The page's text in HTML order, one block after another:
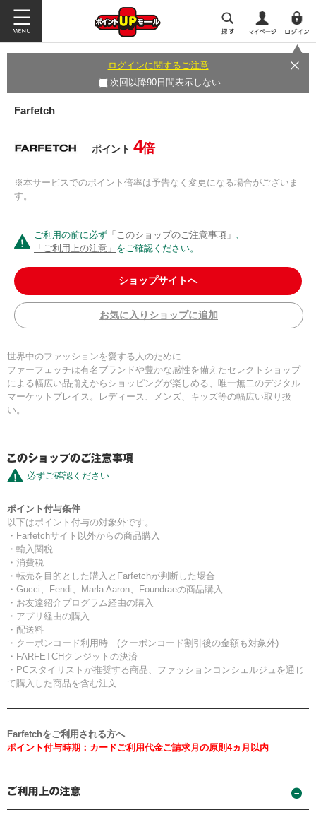
ログインに関するご注意
次回以降90日間表示しない
Farfetch
ポイント 4倍
※本サービスでのポイント倍率は予告なく変更になる場合がございま
す。
ご利用の前に必ず 「このショップのご注意事項」 、
「ご利用上の注意」 をご確認ください。
ショップサイトへ
お気に入りショップに追加
世界中のファッションを愛する人のために
ファーフェッチは有名ブランドや豊かな感性を備えたセレクトショップ
による幅広い品揃えからショッピングが楽しめる、唯一無二のデジタル
マーケットプレイス。レディース、メンズ、キッズ等の幅広い取り扱
い。
必ずご確認ください
ポイント付与条件
以下はポイント付与の対象外です。
・Farfetchサイト以外からの商品購入
・輸入関税
・消費税
・転売を目的とした購入とFarfetchが判断した場合
・Gucci、Fendi、Marla Aaron、Foundraeの商品購入
・お友達紹介プログラム経由の購入
・アプリ経由の購入
・配送料
・クーポンコード利用時 (クーポンコード割引後の金額も対象外)
・FARFETCHクレジットの決済
・PCスタイリストが推奨する商品、ファッションコンシェルジュを通じ
て購入した商品を含む注文
Farfetchをご利用される方へ
ポイント付与時期：カードご利用代金ご請求月の原則4ヵ月以内